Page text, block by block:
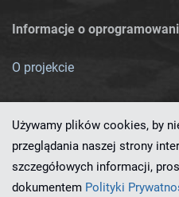
Informacje o
O projekcie
Ten serwis działa dzięki
Używamy plików cookies, by
przeglądania naszej strony
szczegółowych informacji,
dokumentem Polityki